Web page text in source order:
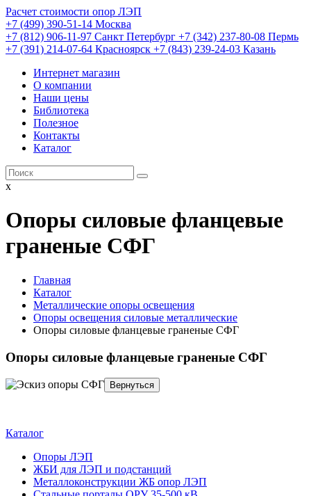
Расчет стоимости опор ЛЭП
+7 (499) 390-51-14 Москва
+7 (812) 906-11-97 Санкт Петербург +7 (342) 237-80-08 Пермь
+7 (391) 214-07-64 Красноярск +7 (843) 239-24-03 Казань
Интернет магазин
О компании
Наши цены
Библиотека
Полезное
Контакты
Каталог
x
Опоры силовые фланцевые
граненые СФГ
Главная
Каталог
Металлические опоры освещения
Опоры освещения силовые металлические
Опоры силовые фланцевые граненые СФГ
Опоры силовые фланцевые граненые СФГ
Каталог
Опоры ЛЭП
ЖБИ для ЛЭП и подстанций
Металлоконструкции ЖБ опор ЛЭП